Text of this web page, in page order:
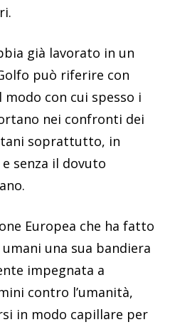
già lavorato in un
può riferire con
con cui spesso i
nei confronti dei
soprattutto, in
senza il dovuto
Europea che ha fatto
una sua bandiera
impegnata a
contro l’umanità,
in modo capillare per